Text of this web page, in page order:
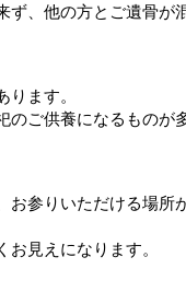
ず、他の方とご遺骨が
ます。
のご供養になるものが
お参りいただける場所
見えになります。